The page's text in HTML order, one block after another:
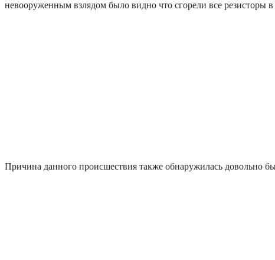
невооруженным взлядом было видно что сгорели все резисторы в
Причина данного происшествия также обнаружилась довольно